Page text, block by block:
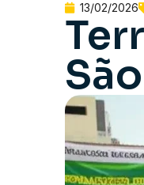
13/02/2026